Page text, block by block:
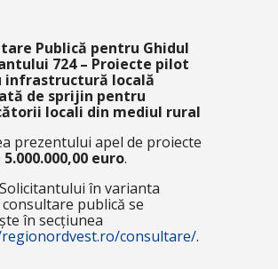
Publică pentru Ghidul
724 – Proiecte pilot
infrastructură locală
de sprijin pentru
locali din mediul rural
prezentului apel de proiecte
5.000.000,00 euro.
în varianta
publică se
în secțiunea
consultare/.